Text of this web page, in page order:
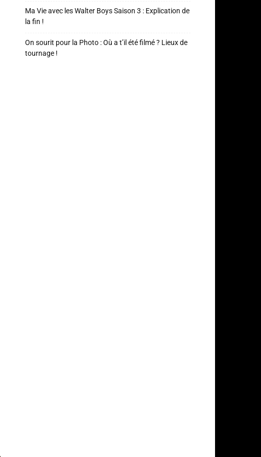
Ma Vie avec les Walter Boys Saison 3 : Explication de
la fin !
On sourit pour la Photo : Où a t’il été filmé ? Lieux de
tournage !